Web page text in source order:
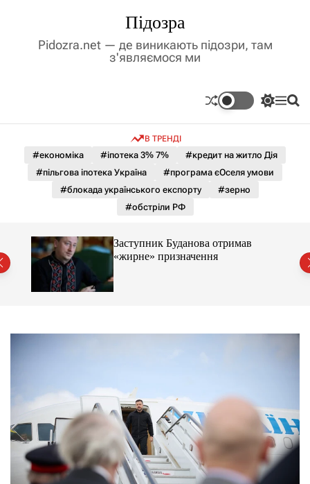
Підозра
Pidozra.net — де виникають підозри, там
з'являємося ми
П
м
к
а
ь
у
М П
В ТРЕНДІ
#економіка #іпотека 3% 7%
#кредит на житло Дія
#пільгова іпотека Україна
#програма єОселя умови
#блокада українського експорту
#зерно
#обстріли РФ
Заступник Буданова отримав
«жирне» призначення